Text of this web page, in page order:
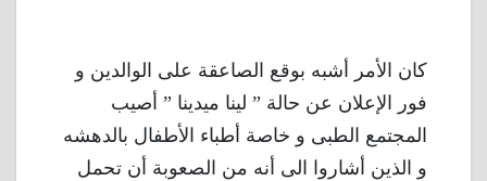
كان الأمر أشبه بوقع الصاعقة على الوالدين و
فور الإعلان عن حالة ” لينا ميدينا ” أصيب
المجتمع الطبى و خاصة أطباء الأطفال بالدهشه
و الذين أشاروا الى أنه من الصعوبة أن تحمل